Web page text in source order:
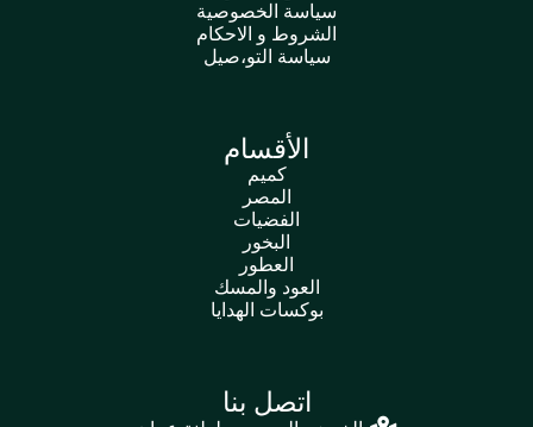
سياسة الخصوصية
الشروط و الاحكام
سياسة التو،صيل
الأقسام
كميم
المصر
الفضيات
البخور
العطور
العود والمسك
بوكسات الهدايا
اتصل بنا